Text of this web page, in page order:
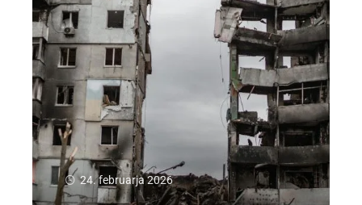
24. februarja 2026